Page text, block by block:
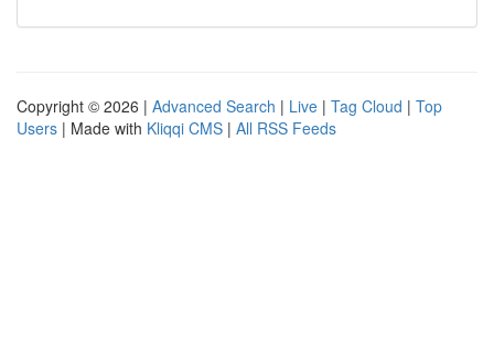
Copyright © 2026 | Advanced Search | Live | Tag Cloud | Top
Users | Made with Kliqqi CMS | All RSS Feeds